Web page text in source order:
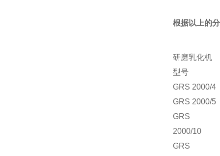
根据以上的
研磨乳化机
型号
GRS 2000/4
GRS 2000/5
GRS
2000/10
GRS